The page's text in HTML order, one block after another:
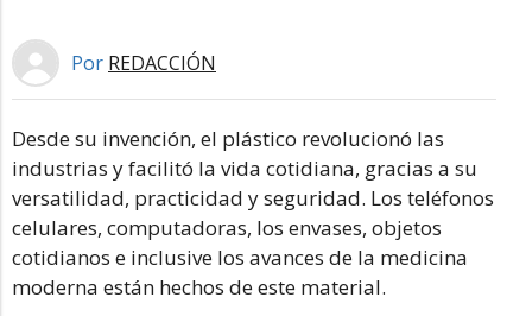
Por REDACCIÓN
Desde su invención, el plástico revolucionó las
industrias y facilitó la vida cotidiana, gracias a su
versatilidad, practicidad y seguridad. Los teléfonos
celulares, computadoras, los envases, objetos
cotidianos e inclusive los avances de la medicina
moderna están hechos de este material.